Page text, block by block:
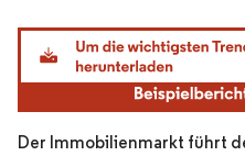
Bild © Mordor Intelligence.
Der Immobilienmarkt führt